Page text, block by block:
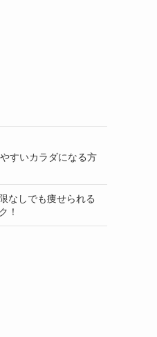
すいカラダになる方
なしでも痩せられる
！